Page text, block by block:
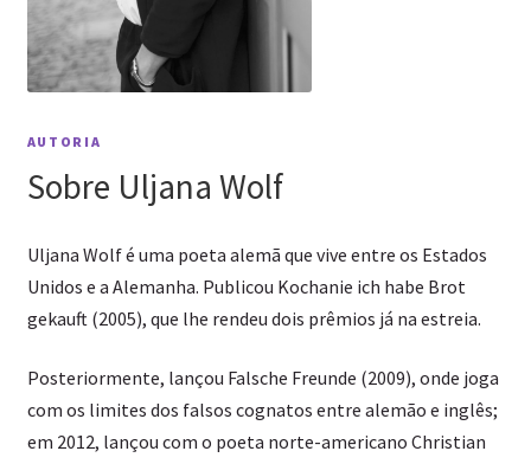
AUTORIA
Sobre Uljana Wolf
Uljana Wolf é uma poeta alemã que vive entre os Estados
Unidos e a Alemanha. Publicou Kochanie ich habe Brot
gekauft (2005), que lhe rendeu dois prêmios já na estreia.
Posteriormente, lançou Falsche Freunde (2009), onde joga
com os limites dos falsos cognatos entre alemão e inglês;
em 2012, lançou com o poeta norte-americano Christian